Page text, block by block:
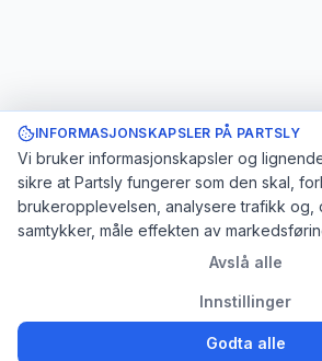
INFORMASJONSKAPSLER PÅ PARTSLY
Vi bruker informasjonskapsler og
sikre at Partsly fungerer som den skal,
brukeropplevelsen, analysere trafikk og,
samtykker, måle effekten av
Avslå alle
Innstillinger
Godta alle